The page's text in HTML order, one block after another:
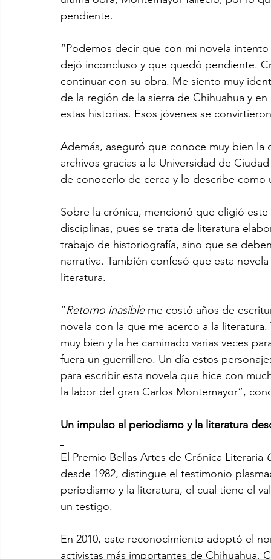
pendiente.
“Podemos decir que con mi novela
dejó inconcluso y que quedó pendiente.
continuar con su obra. Me siento muy
de la región de la sierra de Chihuahua y
estas historias. Esos jóvenes se
Además, aseguró que conoce muy bien
archivos gracias a la Universidad de
de conocerlo de cerca y lo describe como
Sobre la crónica, mencionó que eligió
disciplinas, pues se trata de literatura
trabajo de historiografía, sino que se
narrativa. También confesó que esta
literatura.
“Retorno inasible me costó años de
novela con la que me acerco a la
muy bien y la he caminado varias veces
fuera un guerrillero. Un día estos
para escribir esta novela que hice con
la labor del gran Carlos Montemayor”,
Un impulso al periodismo y la literatura
El Premio Bellas Artes de Crónica Literaria
desde 1982, distingue el testimonio
periodismo y la literatura, el cual tiene el
un testigo.
En 2010, este reconocimiento adoptó el
activistas más importantes de Chihuahua,